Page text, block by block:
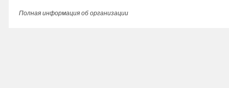
Полная информация об организации